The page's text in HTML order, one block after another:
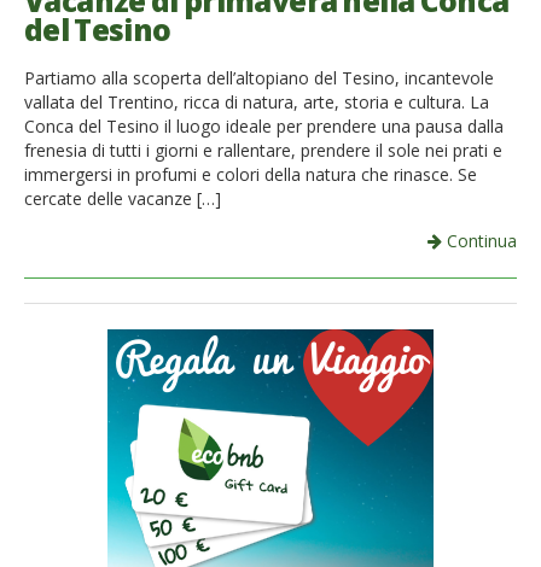
French
Italiano
del Tesino
Partiamo alla scoperta dell’altopiano del Tesino, incantevole
vallata del Trentino, ricca di natura, arte, storia e cultura. La
Conca del Tesino il luogo ideale per prendere una pausa dalla
frenesia di tutti i giorni e rallentare, prendere il sole nei prati e
immergersi in profumi e colori della natura che rinasce. Se
cercate delle vacanze […]
Continua